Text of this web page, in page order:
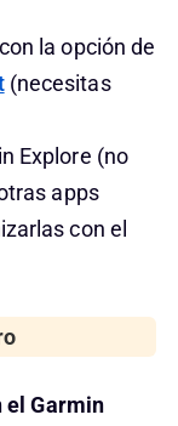
la opción de
(necesitas
Explore (no
apps
con el
el Garmin